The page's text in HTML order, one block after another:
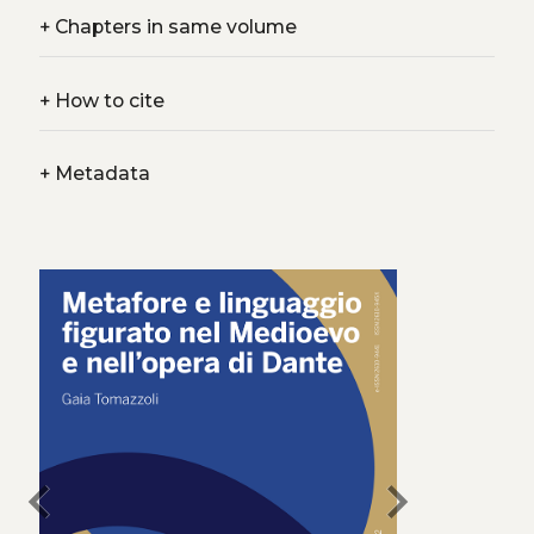
+Chapters in same volume
+How to cite
+Metadata
chevron_left chevron_right